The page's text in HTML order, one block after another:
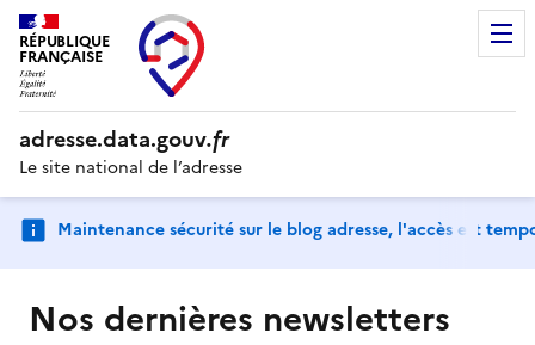
RÉPUBLIQUE
FRANÇAISE
adresse.data.gouv.fr
Le site national de l’adresse
Maintenance sécurité sur le blog adresse, l'accès est
Nos dernières newsletters